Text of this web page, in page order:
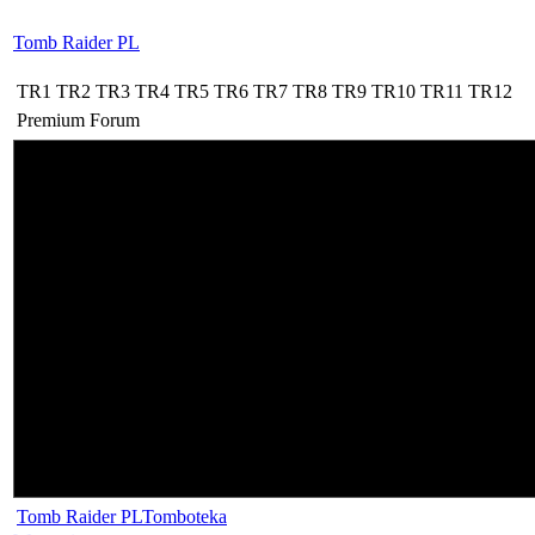
Tomb Raider PL
TR1 TR2 TR3 TR4 TR5 TR6 TR7 TR8 TR9 TR10 TR11 TR12
Premium Forum
Tomb Raider PLTomboteka